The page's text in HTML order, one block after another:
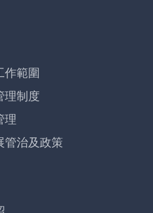
作範圍
理制度
理
管治及政策